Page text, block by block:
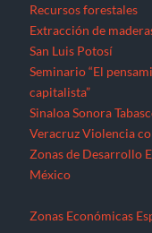
Recursos forestales
Extracción de
San Luis Potosí
Seminario “El
capitalista”
Sinaloa Sonora
Veracruz Violencia
Zonas de Desarrollo
México
Zonas Económicas